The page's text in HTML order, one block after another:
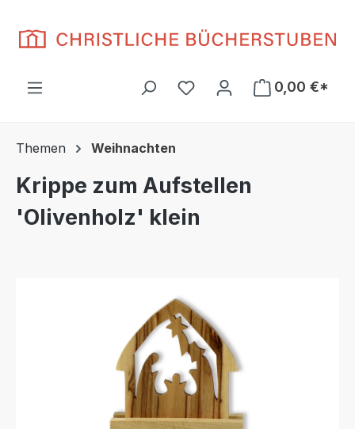
Du hast 0 Produkte auf
0,00 €*
Themen Weihnachten
Krippe zum Aufstellen
'Olivenholz' klein